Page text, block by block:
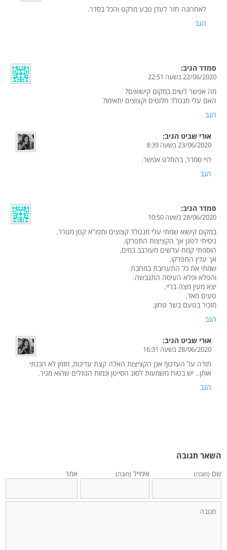
לאחרונה חזר לעדן טבע מרקט והכל בסדר.
הגב
סמדר הגיב:
22/06/2020 בשעה 22:51
מה אפשר לשים במקום קישואים?
האם עלי מנגולד חלוטים וקצוצים יתאימו?
הגב
אורי שביט הגיב:
23/06/2020 בשעה 8:39
היי סמדר, בהחלט אפשר.
הגב
סמדר הגיב:
28/06/2020 בשעה 10:50
במקום קישוא שמתי עלי מנגולד קצוצים ותפו"א קטן מגורר.
ניסיתי לטגן אך הקציצות התפרקו.
הוספתי קמח עדשים מעורבב במים,
אך עדין התפרקו.
שמתי את כל התערובת במחבת
והפלא ופלא העיסה התגבשה.
יצא מעין מצה בריי.
טעים מאד.
מזכיר בטעם בשר טחון.
הגב
אורי שביט הגיב:
28/06/2020 בשעה 16:31
תודה על העדכון! אכן הקציצות האלה קצת עדינות, מזמן לא הכנתי
אותן.. יש בטוח משמעות לסוג הסייטן וכמות הנוזלים שהוא מגיר.
הגב
השאר תגובה
שם (חובה) אימייל (חובה) אתר